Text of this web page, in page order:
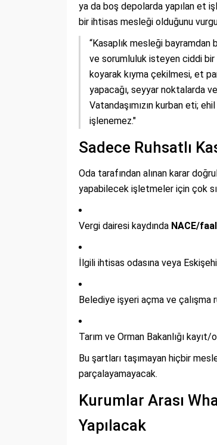
ya da boş depolarda yapılan et
bir ihtisas mesleği olduğunu
“Kasaplık mesleği bayramdan
ve sorumluluk isteyen ciddi bir
koyarak kıyma çekilmesi, et
yapacağı, seyyar noktalarda
Vatandaşımızın kurban eti;
işlenemez."
Sadece Ruhsatlı
Oda tarafından alınan karar
yapabilecek işletmeler için çok
Vergi dairesi kaydında NACE/
İlgili ihtisas odasına veya
Belediye işyeri açma ve çalışma
Tarım ve Orman Bakanlığı
Bu şartları taşımayan hiçbir
parçalayamayacak.
Kurumlar Arası
Yapılacak